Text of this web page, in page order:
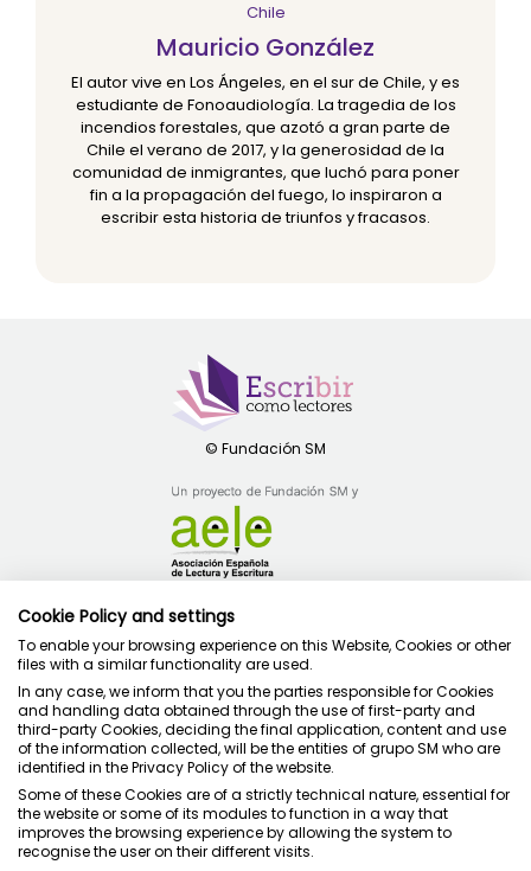
Chile
Mauricio González
El autor vive en Los Ángeles, en el sur de Chile, y es
estudiante de Fonoaudiología. La tragedia de los
incendios forestales, que azotó a gran parte de
Chile el verano de 2017, y la generosidad de la
comunidad de inmigrantes, que luchó para poner
fin a la propagación del fuego, lo inspiraron a
escribir esta historia de triunfos y fracasos.
Política de privacidad
Condiciones de uso
Política de cookies
Juntos cuidamos la educación
Cookie Policy and settings
To enable your browsing experience on this Website, Cookies or other
files with a similar functionality are used.
In any case, we inform that you the parties responsible for Cookies
and handling data obtained through the use of first-party and
third-party Cookies, deciding the final application, content and use
of the information collected, will be the entities of grupo SM who are
identified in the Privacy Policy of the website.
Some of these Cookies are of a strictly technical nature, essential for
the website or some of its modules to function in a way that
improves the browsing experience by allowing the system to
recognise the user on their different visits.